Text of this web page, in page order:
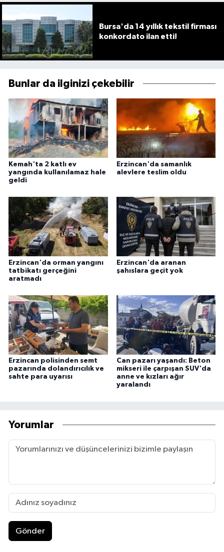
Bursa'da 14 yıllık tekstil firması
konkordato ilan etti!
Bunlar da ilginizi çekebilir
Kemah'ta 2 katlı ev
yangında kullanılamaz hale
geldi
Erzincan'da samanlık
alevlere teslim oldu
Erzincan'da orman yangını
tatbikatı gerçeğini
aratmadı
Erzincan'da aranan
şahıslara geçit yok
Erzincan polisinden semt
pazarında dolandırıcılık ve
sahte para uyarısı
Can pazarı yaşandı: Beton
mikseri ile çarpışan SUV'da
anne ve kızları ağır
yaralandı
Yorumlar
Gönder